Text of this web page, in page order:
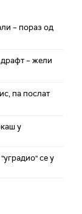
– пораз од
– жели
па послат
у
се у